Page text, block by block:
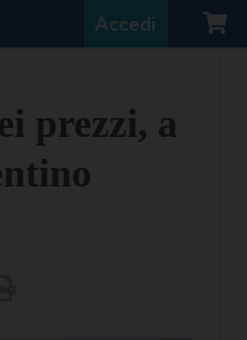
Accedi
prezzi, a